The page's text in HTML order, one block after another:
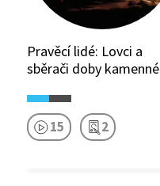
Pravěcí lidé: Lovci a
sběrači doby kamenné
15 2